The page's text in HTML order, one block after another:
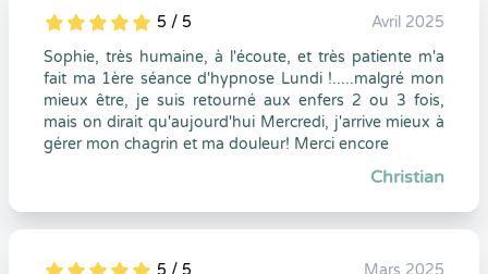
5
1
5
0 5 / 5
Avril 2025
Sophie, très humaine, à l'écoute, et très patiente m'a
fait ma 1ère séance d'hypnose Lundi !.....malgré mon
mieux être, je suis retourné aux enfers 2 ou 3 fois,
mais on dirait qu'aujourd'hui Mercredi, j'arrive mieux à
gérer mon chagrin et ma douleur! Merci encore
Christian
5 / 5
Mars 2025